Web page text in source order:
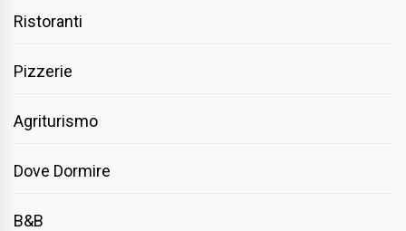
Ristoranti
Pizzerie
Agriturismo
Dove Dormire
B&B